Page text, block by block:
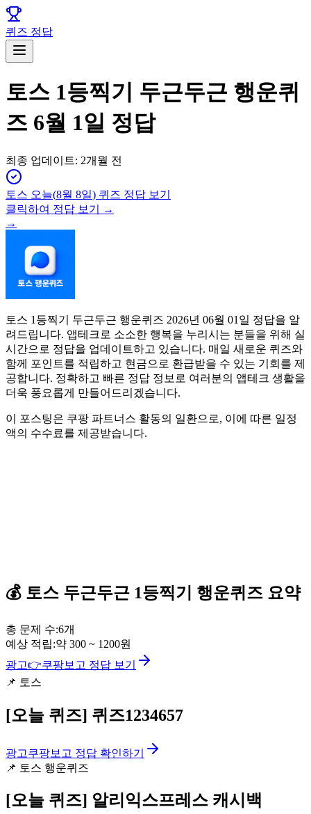
퀴즈 정답
토스 1등찍기 두근두근 행운퀴
즈 6월 1일 정답
최종 업데이트: 2개월 전
토스 오늘(8월 8일) 퀴즈 정답 보기
클릭하여 정답 보기 →
→
토스 1등찍기 두근두근 행운퀴즈 2026년 06월 01일 정답을 알
려드립니다. 앱테크로 소소한 행복을 누리시는 분들을 위해 실
시간으로 정답을 업데이트하고 있습니다. 매일 새로운 퀴즈와
함께 포인트를 적립하고 현금으로 환급받을 수 있는 기회를 제
공합니다. 정확하고 빠른 정답 정보로 여러분의 앱테크 생활을
더욱 풍요롭게 만들어드리겠습니다.
이 포스팅은 쿠팡 파트너스 활동의 일환으로, 이에 따른 일정
액의 수수료를 제공받습니다.
💰 토스 두근두근 1등찍기 행운퀴즈 요약
총 문제 수:6개
예상 적립:약 300 ~ 1200원
광고👉쿠팡보고 정답 보기
📌 토스
[오늘 퀴즈] 퀴즈1234657
광고쿠팡보고 정답 확인하기
📌 토스 행운퀴즈
[오늘 퀴즈] 알리익스프레스 캐시백